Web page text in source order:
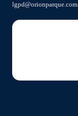
lgpd@orionparque.com